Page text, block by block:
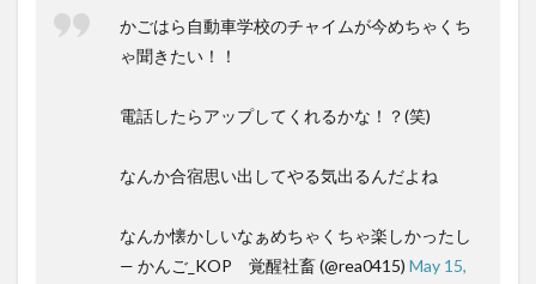
かごはら自動車学校のチャイムが今めちゃくち
ゃ聞きたい！！
電話したらアップしてくれるかな！？(笑)
なんか合宿思い出してやる気出るんだよね
なんか懐かしいなぁめちゃくちゃ楽しかったし
— かんご_KOP 覚醒社畜 (@rea0415) May 15,